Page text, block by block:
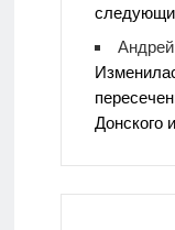
Донского